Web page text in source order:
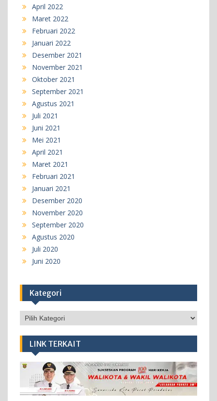
April 2022
Maret 2022
Februari 2022
Januari 2022
Desember 2021
November 2021
Oktober 2021
September 2021
Agustus 2021
Juli 2021
Juni 2021
Mei 2021
April 2021
Maret 2021
Februari 2021
Januari 2021
Desember 2020
November 2020
September 2020
Agustus 2020
Juli 2020
Juni 2020
Kategori
Kategori
LINK TERKAIT